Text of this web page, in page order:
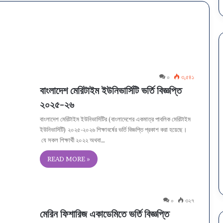
০ ৩,৫৪১
বাংলাদেশ মেরিটাইম ইউনিভার্সিটি ভর্তি বিজ্ঞপ্তি
২০২৫-২৬
বাংলাদেশ মেরিটাইম ইউনিভার্সিটির (বাংলাদেশের একমাত্র পাবলিক মেরিটাইম
ইউনিভার্সিটি) ২০২৫-২০২৬ শিক্ষাবর্ষের ভর্তি বিজ্ঞপ্তি প্রকাশ করা হয়েছে।
যে সকল শিক্ষার্থী ২০২২ অথবা…
READ MORE »
০ ৩২৭
মেরিন ফিশারিজ একাডেমিতে ভর্তি বিজ্ঞপ্তি
(৭ কলেজ) ভর্তি পরিক্ষার
কলা ও সামাজিক বিজ্ঞান
সেন্ট্রাল
ইউনিভার্সিটি
২০২৬:
ফলাফল,
বিষয়
ও
মাইগ্রেশন
ঢাকা সেন্ট্রাল ইউনিভার্সিটি ভর্তি ২০২৬: ফলাফল,
বিষয় চয়েস ও মাইগ্রেশন সময়সূচি